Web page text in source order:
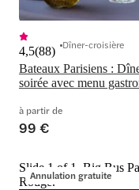
Bateaux Parisiens :
soirée avec menu
4,5(88) Dîner-croisière
à partir de
99 €
Annulation gratuite
Slide 1 of 1, Big Bus
Rouge.